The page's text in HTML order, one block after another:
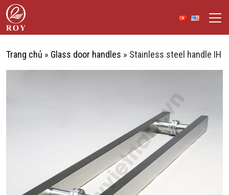
Skip to content
ROY Vietnam
Trang chủ » Glass door handles » Stainless steel handle IH